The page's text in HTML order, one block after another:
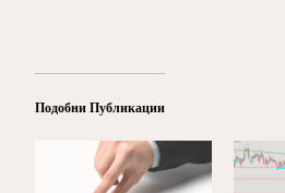
Подобни Публикации